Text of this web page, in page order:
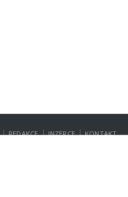
| REDAKCE | INZERCE | KONTAKT